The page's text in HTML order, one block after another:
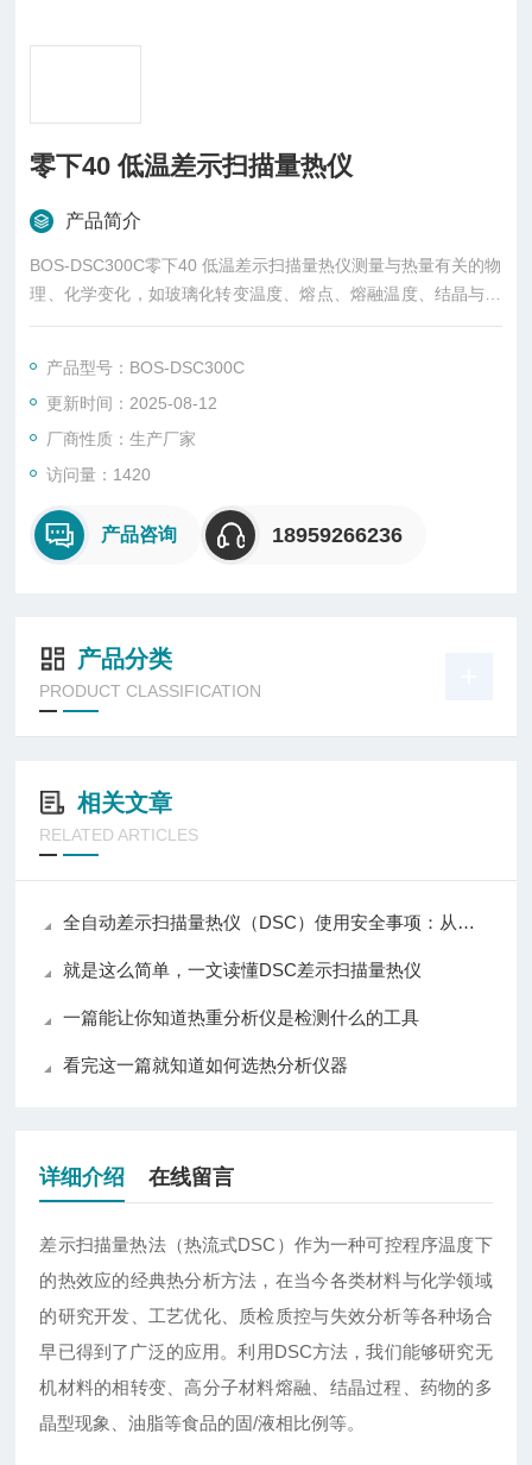
零下40 低温差示扫描量热仪
产品简介
BOS-DSC300C零下40 低温差示扫描量热仪测量与热量有关的物
理、化学变化，如玻璃化转变温度、熔点、熔融温度、结晶与结
晶热、相转变反应热，产品的热稳定性、固化/交联、氧化诱导期
产品型号：BOS-DSC300C
更新时间：2025-08-12
厂商性质：生产厂家
访问量：1420
产品咨询 18959266236
产品分类
PRODUCT CLASSIFICATION
相关文章
RELATED ARTICLES
全自动差示扫描量热仪（DSC）使用安全事项：从操作到应急全指南
就是这么简单，一文读懂DSC差示扫描量热仪
一篇能让你知道热重分析仪是检测什么的工具
看完这一篇就知道如何选热分析仪器
详细介绍 在线留言
差示扫描量热法（热流式DSC）作为一种可控程序温度下
的热效应的经典热分析方法，在当今各类材料与化学领域
的研究开发、工艺优化、质检质控与失效分析等各种场合
早已得到了广泛的应用。利用DSC方法，我们能够研究无
机材料的相转变、高分子材料熔融、结晶过程、药物的多
晶型现象、油脂等食品的固/液相比例等。